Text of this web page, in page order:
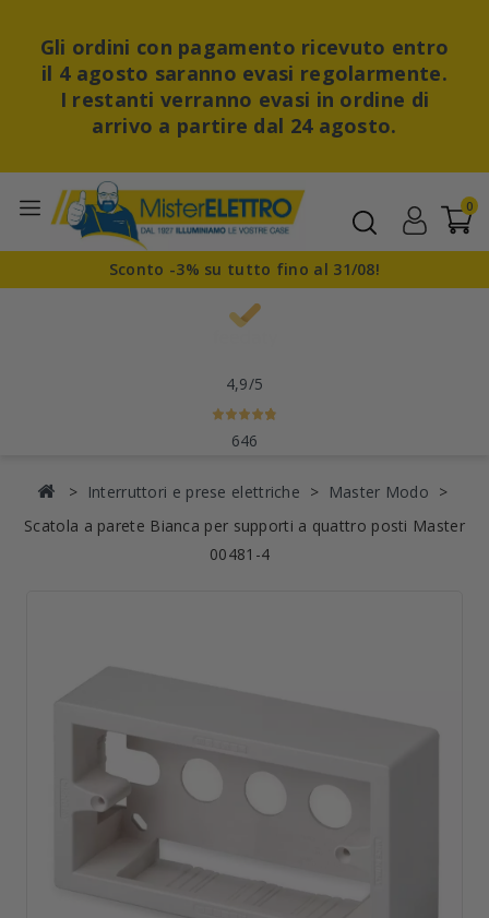
Gli ordini con pagamento ricevuto entro
il 4 agosto saranno evasi regolarmente.
I restanti verranno evasi in ordine di
arrivo a partire dal 24 agosto.
0
Sconto -3% su tutto fino al 31/08!
4,9/5
646
Interruttori e prese elettriche
Master Modo
Scatola a parete Bianca per supporti a quattro posti Master
00481-4